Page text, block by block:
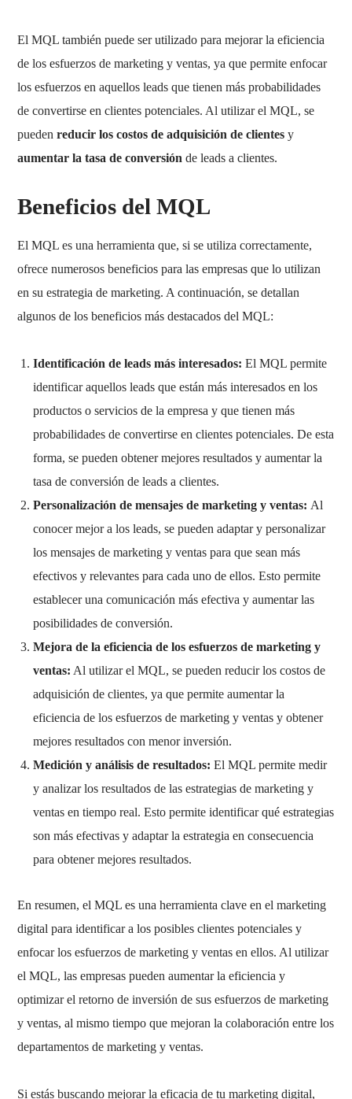
El MQL también puede ser utilizado para mejorar la eficiencia
de los esfuerzos de marketing y ventas, ya que permite enfocar
los esfuerzos en aquellos leads que tienen más probabilidades
de convertirse en clientes potenciales. Al utilizar el MQL, se
puedenreducir los costos de adquisición de clientes y
aumentar la tasa de conversión de leads a clientes.
Beneficios del MQL
El MQL es una herramienta que, si se utiliza correctamente,
ofrece numerosos beneficios para las empresas que lo utilizan
en su estrategia de marketing. A continuación, se detallan
algunos de los beneficios más destacados del MQL:
Identificación de leads más interesados:El MQL permite
identificar aquellos leads que están más interesados en los
productos o servicios de la empresa y que tienen más
probabilidades de convertirse en clientes potenciales. De esta
forma, se pueden obtener mejores resultados y aumentar la
tasa de conversión de leads a clientes.
Personalización de mensajes de marketing y ventas: Al
conocer mejor a los leads, se pueden adaptar y personalizar
los mensajes de marketing y ventas para que sean más
efectivos y relevantes para cada uno de ellos. Esto permite
establecer una comunicación más efectiva y aumentar las
posibilidades de conversión.
Mejora de la eficiencia de los esfuerzos de marketing y
ventas: Al utilizar el MQL, se pueden reducir los costos de
adquisición de clientes, ya que permite aumentar la
eficiencia de los esfuerzos de marketing y ventas y obtener
mejores resultados con menor inversión.
Medición y análisis de resultados:El MQL permite medir
y analizar los resultados de las estrategias de marketing y
ventas en tiempo real. Esto permite identificar qué estrategias
son más efectivas y adaptar la estrategia en consecuencia
para obtener mejores resultados.
En resumen, el MQL es una herramienta clave en el marketing
digital para identificar a los posibles clientes potenciales y
enfocar los esfuerzos de marketing y ventas en ellos. Al utilizar
el MQL, las empresas pueden aumentar la eficiencia y
optimizar el retorno de inversión de sus esfuerzos de marketing
y ventas, al mismo tiempo que mejoran la colaboración entre los
departamentos de marketing y ventas.
Si estás buscando mejorar la eficacia de tu marketing digital,